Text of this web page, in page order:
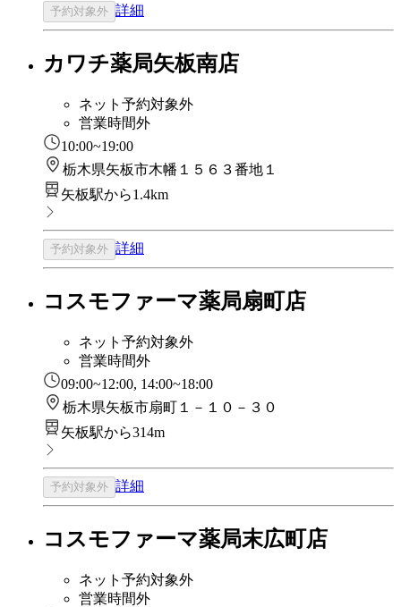
予約対象外 詳細
カワチ薬局矢板南店
ネット予約対象外
営業時間外
10:00~19:00
栃木県矢板市木幡１５６３番地１
矢板駅から1.4km
予約対象外 詳細
コスモファーマ薬局扇町店
ネット予約対象外
営業時間外
09:00~12:00, 14:00~18:00
栃木県矢板市扇町１－１０－３０
矢板駅から314m
予約対象外 詳細
コスモファーマ薬局末広町店
ネット予約対象外
営業時間外